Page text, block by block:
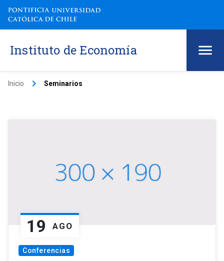
Instituto de Economía
Inicio keyboard_arrow_right Seminarios
19 AGO
Conferencias